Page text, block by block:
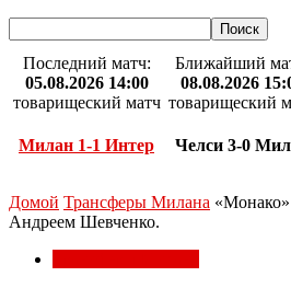
Последний матч:
05.08.2026 14:00
товарищеский матч
Милан 1-1 Интер
Ближайший
08.08.2026
товарищеский
Челси 3-0
Домой Трансферы Милана «Монако»
Андреем Шевченко.